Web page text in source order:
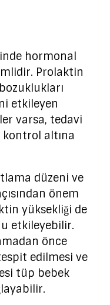
hormonal
Prolaktin
etkileyen
varsa, tedavi
altına
düzeni ve
önem
yüksekliği de
etkileyebilir.
önce
edilmesi ve
tüp bebek